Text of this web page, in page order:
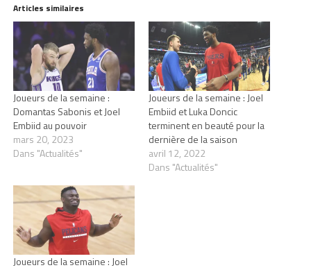
Articles similaires
Joueurs de la semaine :
Domantas Sabonis et Joel
Embiid au pouvoir
mars 20, 2023
Dans "Actualités"
Joueurs de la semaine : Joel
Embiid et Luka Doncic
terminent en beauté pour la
dernière de la saison
avril 12, 2022
Dans "Actualités"
Joueurs de la semaine : Joel